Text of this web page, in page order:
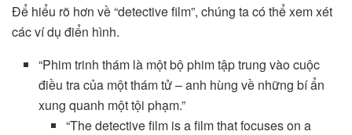
Để hiểu rõ hơn về “detective film”, chúng ta có thể xem xét
các ví dụ điển hình.
“Phim trinh thám là một bộ phim tập trung vào cuộc
điều tra của một thám tử – anh hùng về những bí ẩn
xung quanh một tội phạm.”
“The detective film is a film that focuses on a